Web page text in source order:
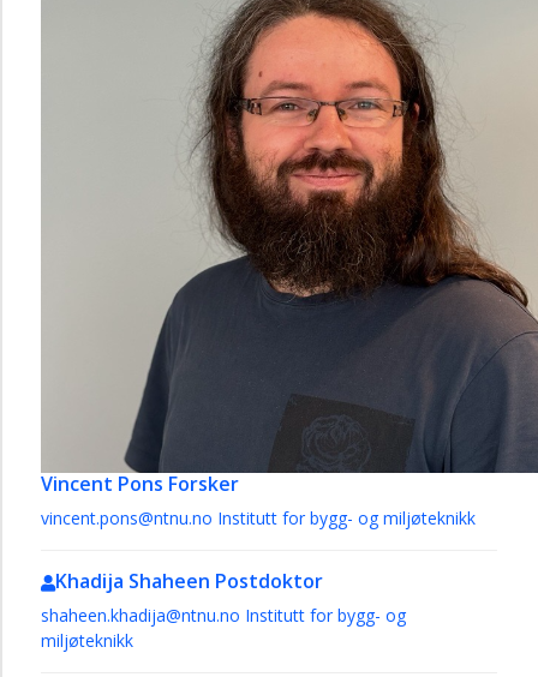
Vincent Pons Forsker
vincent.pons@ntnu.no Institutt for bygg- og miljøteknikk
Khadija Shaheen Postdoktor
shaheen.khadija@ntnu.no Institutt for bygg- og
miljøteknikk